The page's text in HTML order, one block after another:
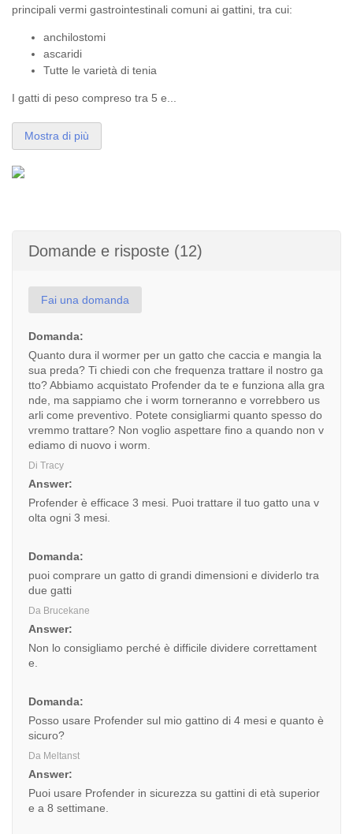
principali vermi gastrointestinali comuni ai gattini, tra cui:
anchilostomi
ascaridi
Tutte le varietà di tenia
I gatti di peso compreso tra 5 e...
Mostra di più
Domande e risposte (12)
Fai una domanda
Domanda:
Quanto dura il wormer per un gatto che caccia e mangia la
sua preda? Ti chiedi con che frequenza trattare il nostro ga
tto? Abbiamo acquistato Profender da te e funziona alla gra
nde, ma sappiamo che i worm torneranno e vorrebbero us
arli come preventivo. Potete consigliarmi quanto spesso do
vremmo trattare? Non voglio aspettare fino a quando non v
ediamo di nuovo i worm.
Di Tracy
Answer:
Profender è efficace 3 mesi. Puoi trattare il tuo gatto una v
olta ogni 3 mesi.
Domanda:
puoi comprare un gatto di grandi dimensioni e dividerlo tra
due gatti
Da Brucekane
Answer:
Non lo consigliamo perché è difficile dividere correttament
e.
Domanda:
Posso usare Profender sul mio gattino di 4 mesi e quanto è
sicuro?
Da Meltanst
Answer:
Puoi usare Profender in sicurezza su gattini di età superior
e a 8 settimane.